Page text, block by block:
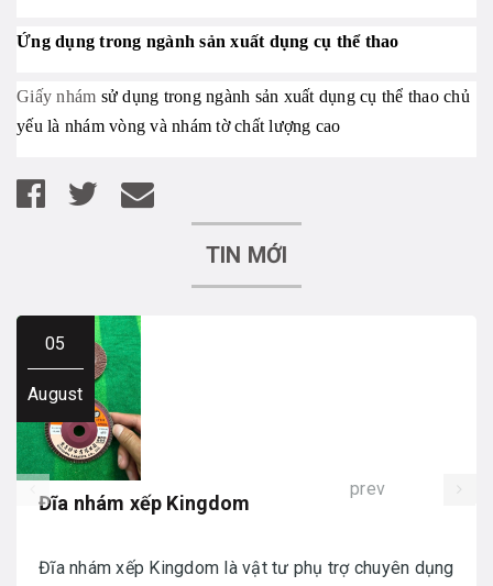
Ứng dụng trong ngành sản xuất dụng cụ thể thao
Giấy nhám sử dụng trong ngành sản xuất dụng cụ thể thao chủ
yếu là nhám vòng và nhám tờ chất lượng cao
TIN MỚI
05
August
Đĩa nhám xếp Kingdom
Đĩa nhám xếp Kingdom là vật tư phụ trợ chuyên dụng
prev